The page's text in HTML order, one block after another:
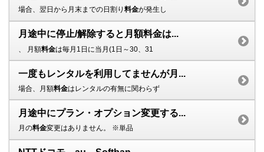
場合、翌日から月末までの日割り 料金が発生し
月途中に停止/解除すると月額料金は...
、 月額料金は毎月1日に当月(1日～30、31
一度もレンタルを利用してませんが月...
場合、月額料金はレンタルの有無に関わらず
月途中にプラン・オプション変更する...
月の料金変更はありません。 ※単品